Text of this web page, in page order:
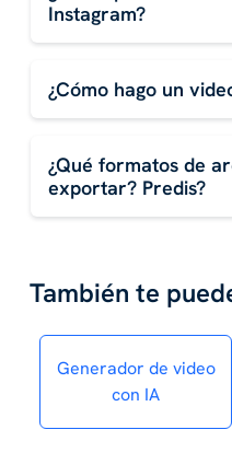
Instagram?
¿Cómo hago un
¿Qué formatos de
exportar? Predis?
También te
Generador de video
con IA